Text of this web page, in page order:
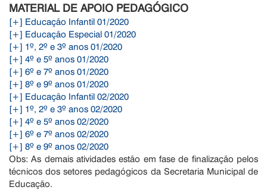
MATERIAL DE APOIO PEDAGÓGICO
[+] Educação Infantil 01/2020
[+] Educação Especial 01/2020
[+] 1º, 2º e 3º anos 01/2020
[+] 4º e 5º anos 01/2020
[+] 6º e 7º anos 01/2020
[+] 8º e 9º anos 01/2020
[+] Educação Infantil 02/2020
[+] 1º, 2º e 3º anos 02/2020
[+] 4º e 5º anos 02/2020
[+] 6º e 7º anos 02/2020
[+] 8º e 9º anos 02/2020
Obs: As demais atividades estão em fase de finalização pelos
técnicos dos setores pedagógicos da Secretaria Municipal de
Educação.